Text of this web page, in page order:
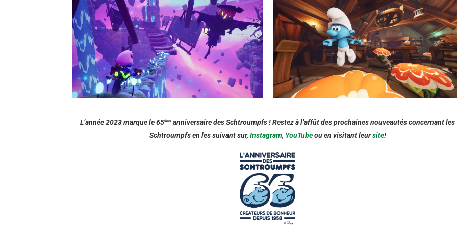
L’année 2023 marque le 65ème anniversaire des Schtroumpfs ! Restez à l’affût des prochaines nouveautés concernant les
Schtroumpfs en les suivant sur, Instagram, YouTubeou en visitant leursite!